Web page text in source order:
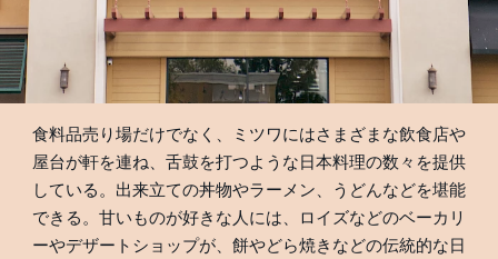
食料品売り場だけでなく、ミツワにはさまざまな飲食店や
屋台が軒を連ね、舌鼓を打つような日本料理の数々を提供
している。出来立ての丼物やラーメン、うどんなどを堪能
できる。甘いものが好きな人には、ロイズなどのベーカリ
ーやデザートショップが、餅やどら焼きなどの伝統的な日